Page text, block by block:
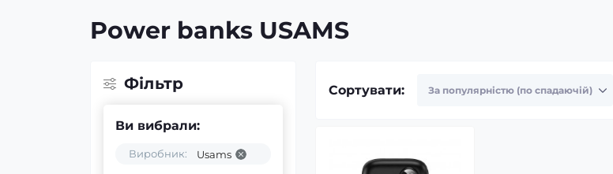
Power banks USAMS
Фільтр
Ви вибрали:
Виробник: Usams
Сортувати: